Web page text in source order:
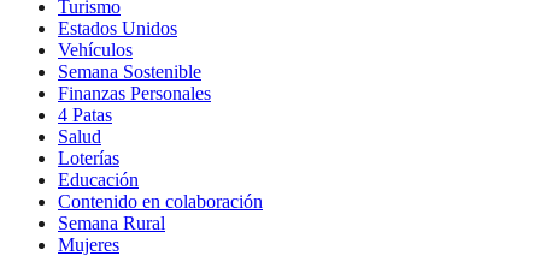
Turismo
Estados Unidos
Vehículos
Semana Sostenible
Finanzas Personales
4 Patas
Salud
Loterías
Educación
Contenido en colaboración
Semana Rural
Mujeres